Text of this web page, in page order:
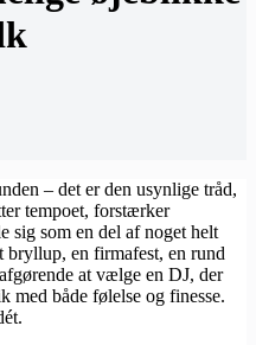
– det er den usynlige tråd,
tempoet, forstærker
sig som en del af noget helt
en firmafest, en rund
at vælge en DJ, der
med både følelse og finesse.